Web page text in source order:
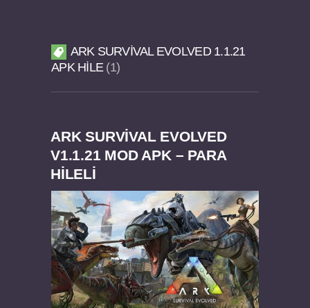
Dream Road Multiplayer v1.4.2 PARA HİLELİ
Felix the Reaper v1.25 FULL APK
ARK SURVIVAL EVOLVED 1.1.21
APK HILE 1
ARK SURVIVAL EVOLVED
V1.1.21 MOD APK – PARA
HİLELİ